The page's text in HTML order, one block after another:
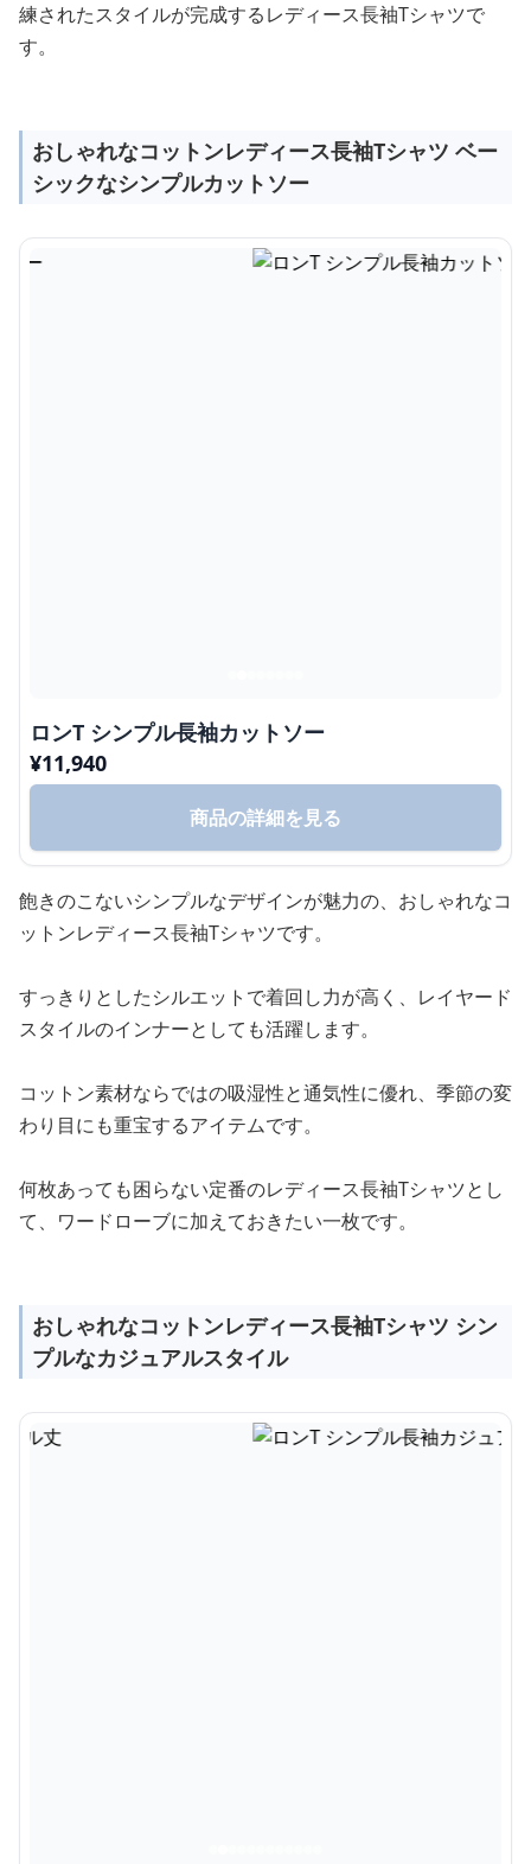
練されたスタイルが完成するレディース長袖Tシャツで
す。
おしゃれなコットンレディース長袖Tシャツ ベー
シックなシンプルカットソー
ロンT シンプル長袖カットソー
¥11,940
商品の詳細を見る
飽きのこないシンプルなデザインが魅力の、おしゃれなコ
ットンレディース長袖Tシャツです。
すっきりとしたシルエットで着回し力が高く、レイヤード
スタイルのインナーとしても活躍します。
コットン素材ならではの吸湿性と通気性に優れ、季節の変
わり目にも重宝するアイテムです。
何枚あっても困らない定番のレディース長袖Tシャツとし
て、ワードローブに加えておきたい一枚です。
おしゃれなコットンレディース長袖Tシャツ シン
プルなカジュアルスタイル